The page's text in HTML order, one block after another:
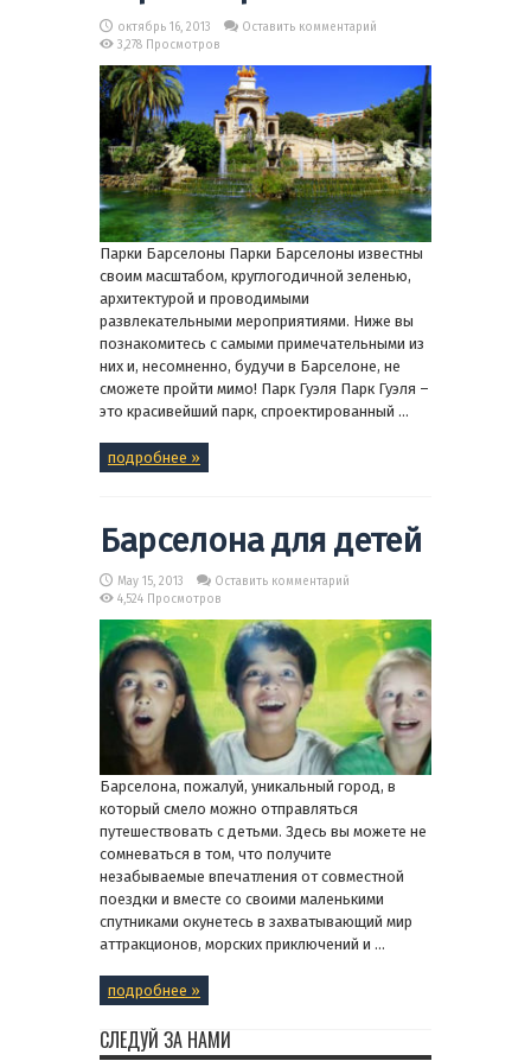
октябрь 16, 2013
Оставить комментарий
3,278 Просмотров
Парки Барселоны Парки Барселоны известны
своим масштабом, круглогодичной зеленью,
архитектурой и проводимыми
развлекательными мероприятиями. Ниже вы
познакомитесь с самыми примечательными из
них и, несомненно, будучи в Барселоне, не
сможете пройти мимо! Парк Гуэля Парк Гуэля –
это красивейший парк, спроектированный ...
подробнее »
Барселона для детей
May 15, 2013
Оставить комментарий
4,524 Просмотров
Барселона, пожалуй, уникальный город, в
который смело можно отправляться
путешествовать с детьми. Здесь вы можете не
сомневаться в том, что получите
незабываемые впечатления от совместной
поездки и вместе со своими маленькими
спутниками окунетесь в захватывающий мир
аттракционов, морских приключений и ...
подробнее »
СЛЕДУЙ ЗА НАМИ